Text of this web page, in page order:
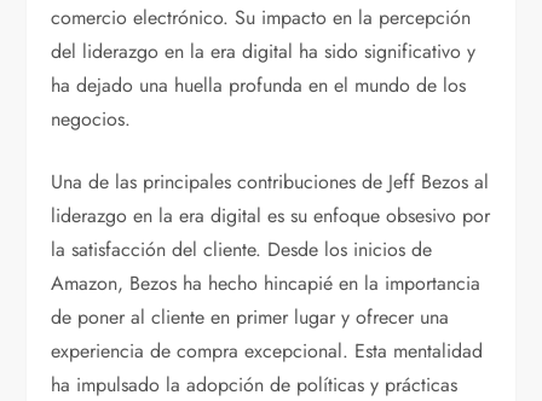
comercio electrónico. Su impacto en la percepción
del liderazgo en la era digital ha sido significativo y
ha dejado una huella profunda en el mundo de los
negocios.
Una de las principales contribuciones de Jeff Bezos al
liderazgo en la era digital es su enfoque obsesivo por
la satisfacción del cliente. Desde los inicios de
Amazon, Bezos ha hecho hincapié en la importancia
de poner al cliente en primer lugar y ofrecer una
experiencia de compra excepcional. Esta mentalidad
ha impulsado la adopción de políticas y prácticas